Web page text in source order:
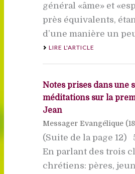
général «âme» et
près équivalents,
d’une manière un
LIRE L'ARTICLE
Notes prises dans une
méditations sur la
Jean
Messager Evangélique (
(Suite de la page 12)
En parlant des trois
chrétiens: pères,